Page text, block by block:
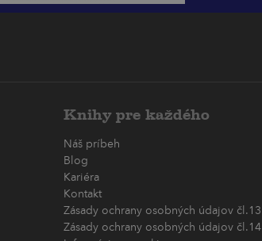
Knihy pre každého
Náš príbeh
Blog
Kariéra
Kontakt
Zásady ochrany osobných údajov čl.13
Zásady ochrany osobných údajov čl.14